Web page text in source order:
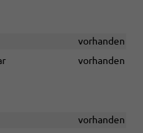
vorhanden
vorhanden
vorhanden